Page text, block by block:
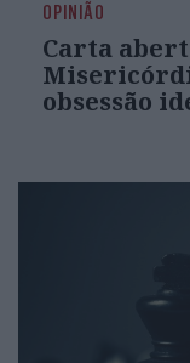
OPINIÃO
Carta
obsessão